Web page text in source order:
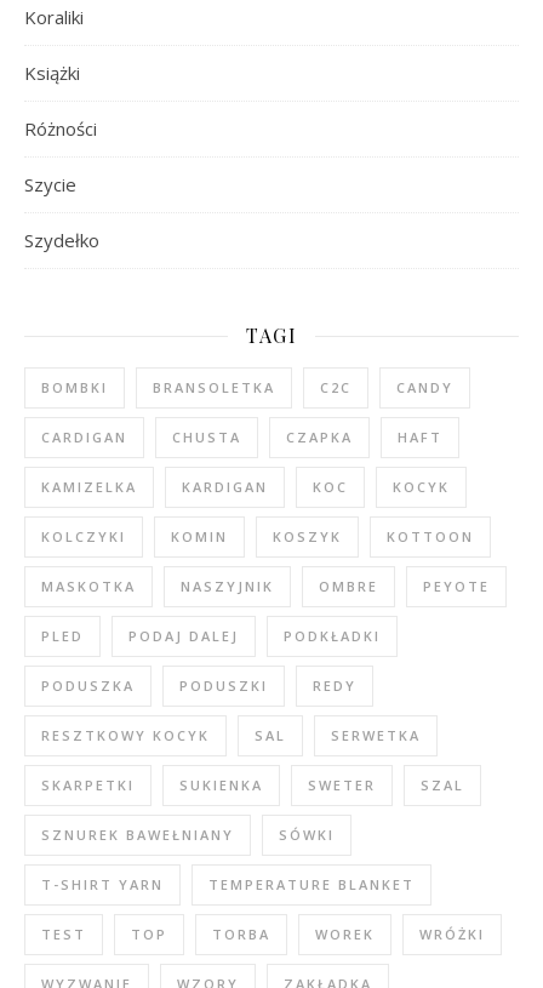
Koraliki
Książki
Różności
Szycie
Szydełko
TAGI
BOMBKI BRANSOLETKA C2C CANDY
CARDIGAN CHUSTA CZAPKA HAFT
KAMIZELKA KARDIGAN KOC KOCYK
KOLCZYKI KOMIN KOSZYK KOTTOON
MASKOTKA NASZYJNIK OMBRE PEYOTE
PLED PODAJ DALEJ PODKŁADKI
PODUSZKA PODUSZKI REDY
RESZTKOWY KOCYK SAL SERWETKA
SKARPETKI SUKIENKA SWETER SZAL
SZNUREK BAWEŁNIANY SÓWKI
T-SHIRT YARN TEMPERATURE BLANKET
TEST TOP TORBA WOREK WRÓŻKI
WYZWANIE WZORY ZAKŁADKA